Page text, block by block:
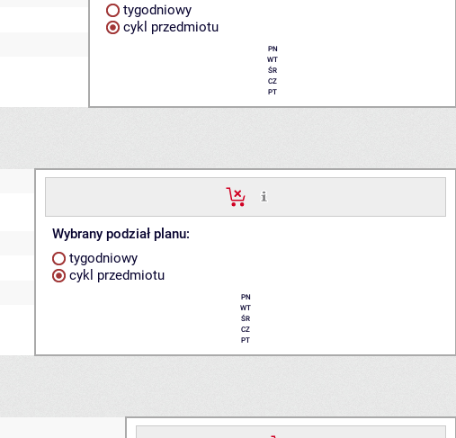
tygodniowy
cykl przedmiotu
PN
WT
ŚR
CZ
PT
Wybrany podział planu:
tygodniowy
cykl przedmiotu
PN
WT
ŚR
CZ
PT